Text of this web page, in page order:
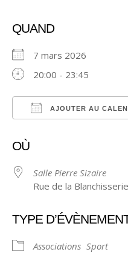
QUAND
7 mars 2026
20:00 - 23:45
AJOUTER AU
OÙ
Salle Pierre Sizaire
Rue de la
TYPE
Associations Sport